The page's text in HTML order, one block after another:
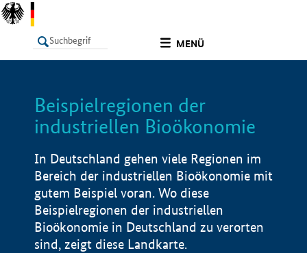
MENÜ
LISTE
Beispielregionen der
industriellen Bioökonomie
In Deutschland gehen viele Regionen im
Bereich der industriellen Bioökonomie mit
gutem Beispiel voran. Wo diese
Beispielregionen der industriellen
Bioökonomie in Deutschland zu verorten
sind, zeigt diese Landkarte.